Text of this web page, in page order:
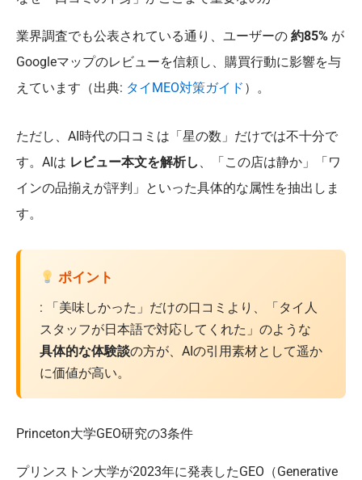
業界調査でも公表されている通り、ユーザーの 約85% が
Googleマップのレビューを信頼し、購買行動に影響を与
えています（出典: タイMEO対策ガイド ）。
ただし、AI時代の口コミは「星の数」だけでは不十分で
す。AIは レビュー本文を解析し 、「この店は静か」「ワ
インの品揃えが評判」といった具体的な属性を抽出しま
す。
ポイント
: 「美味しかった」だけの口コミより、「タイ人
スタッフが日本語で対応してくれた」のような
具体的な体験談の方が、AIの引用素材として遥か
に価値が高い。
Princeton大学GEO研究の3条件
プリンストン大学が2023年に発表したGEO（Generative